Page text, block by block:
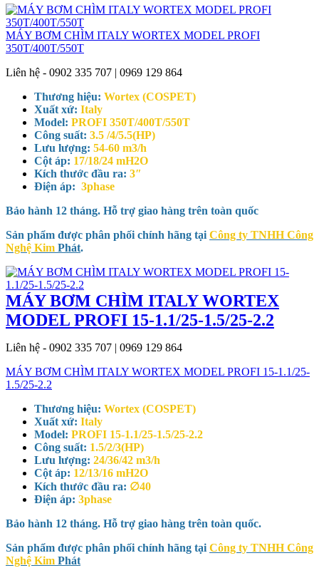
MÁY BƠM CHÌM ITALY WORTEX MODEL PROFI
350T/400T/550T
Liên hệ - 0902 335 707 | 0969 129 864
Thương hiệu: Wortex (COSPET)
Xuất xứ: Italy
Model: PROFI 350T/400T/550T
Công suất: 3.5 /4/5.5(HP)
Lưu lượng: 54-60 m3/h
Cột áp: 17/18/24 mH2O
Kích thước đầu ra: 3″
Điện áp: 3phase
Bảo hành 12 tháng. Hỗ trợ giao hàng trên toàn quốc
Sản phẩm được phân phối chính hãng tại Công ty TNHH Công
Nghệ Kim Phát.
MÁY BƠM CHÌM ITALY WORTEX
MODEL PROFI 15-1.1/25-1.5/25-2.2
Liên hệ - 0902 335 707 | 0969 129 864
MÁY BƠM CHÌM ITALY WORTEX MODEL PROFI 15-1.1/25-
1.5/25-2.2
Thương hiệu: Wortex (COSPET)
Xuất xứ: Italy
Model: PROFI 15-1.1/25-1.5/25-2.2
Công suất: 1.5/2/3(HP)
Lưu lượng: 24/36/42 m3/h
Cột áp: 12/13/16 mH2O
Kích thước đầu ra: ∅40
Điện áp: 3phase
Bảo hành 12 tháng. Hỗ trợ giao hàng trên toàn quốc.
Sản phẩm được phân phối chính hãng tại Công ty TNHH Công
Nghệ Kim Phát